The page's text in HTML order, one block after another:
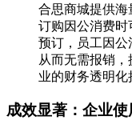
合思商城提供
订购因公消费时
预订，员工因公
从而无需报销
业的财务透明化
成效显著：企业